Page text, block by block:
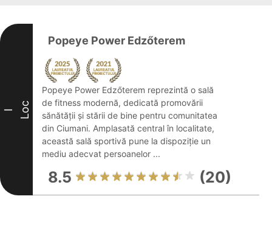
I Loc
Popeye Power Edzőterem
Popeye Power Edzőterem reprezintă o sală
de fitness modernă, dedicată promovării
sănătății și stării de bine pentru comunitatea
din Ciumani. Amplasată central în localitate,
această sală sportivă pune la dispoziție un
mediu adecvat persoanelor ...
8.5 (20)